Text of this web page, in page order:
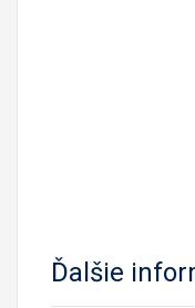
Ďalšie